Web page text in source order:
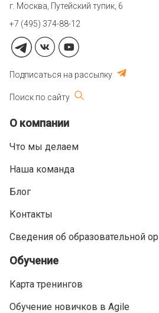
г. Москва, Путейский тупик, 6
+7 (495) 374-88-12
Подписаться на рассылку
Поиск по сайту
О компании
Что мы делаем
Наша команда
Блог
Контакты
Сведения об образовательной
Обучение
Карта тренингов
Обучение новичков в Agile